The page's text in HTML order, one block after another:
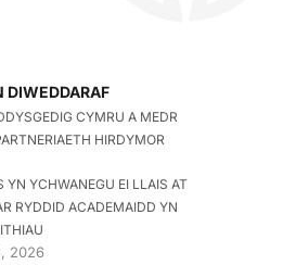
DIWEDDARAF
CYMRU A MEDR
HIRDYMOR
YN YCHWANEGU EI LLAIS AT
RYDDID ACADEMAIDD YN
2026